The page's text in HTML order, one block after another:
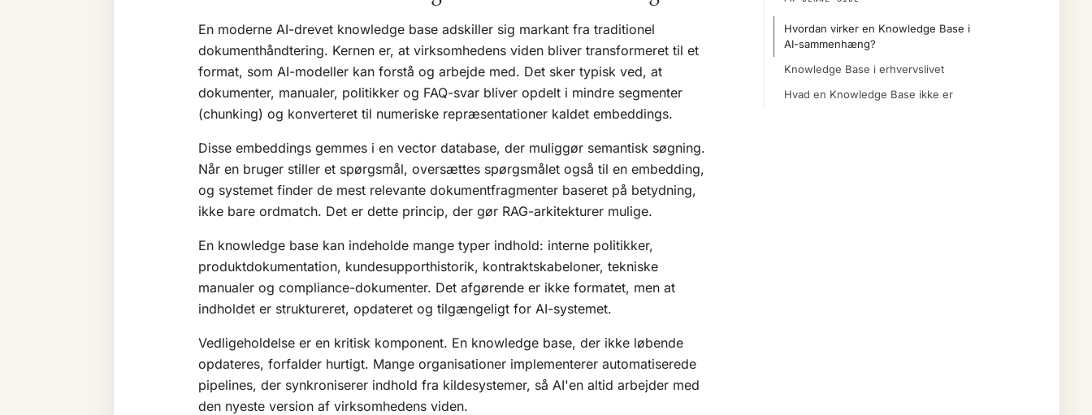
En moderne AI-drevet knowledge base adskiller sig markant fra traditionel
dokumenthåndtering. Kernen er, at virksomhedens viden bliver transformeret til et
format, som AI-modeller kan forstå og arbejde med. Det sker typisk ved, at
dokumenter, manualer, politikker og FAQ-svar bliver opdelt i mindre segmenter
(chunking) og konverteret til numeriske repræsentationer kaldet embeddings.
Disse embeddings gemmes i en vector database, der muliggør semantisk søgning.
Når en bruger stiller et spørgsmål, oversættes spørgsmålet også til en embedding,
og systemet finder de mest relevante dokumentfragmenter baseret på betydning,
ikke bare ordmatch. Det er dette princip, der gør RAG-arkitekturer mulige.
En knowledge base kan indeholde mange typer indhold: interne politikker,
produktdokumentation, kundesupporthistorik, kontraktskabeloner, tekniske
manualer og compliance-dokumenter. Det afgørende er ikke formatet, men at
indholdet er struktureret, opdateret og tilgængeligt for AI-systemet.
Vedligeholdelse er en kritisk komponent. En knowledge base, der ikke løbende
opdateres, forfalder hurtigt. Mange organisationer implementerer automatiserede
pipelines, der synkroniserer indhold fra kildesystemer, så AI'en altid arbejder med
den nyeste version af virksomhedens viden.
Hvordan virker en Knowledge Base i
AI-sammenhæng?
Knowledge Base i erhvervslivet
Hvad en Knowledge Base ikke er